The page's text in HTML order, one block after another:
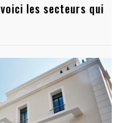
les secteurs qui